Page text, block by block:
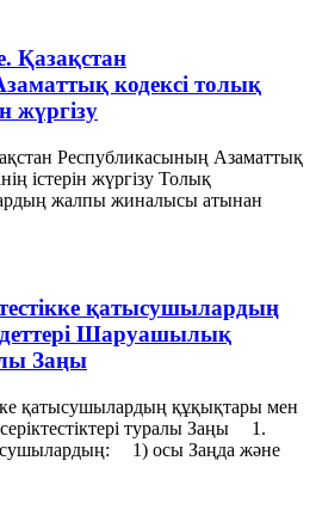
Қазақстан
кодексі толық
жүргізу
Республикасының Азаматтық
істерін жүргізу Толық
жалпы жиналысы атынан
қатысушылардың
Шаруашылық
Заңы
қатысушылардың құқықтары мен
туралы Заңы 1.
1) осы Заңда және